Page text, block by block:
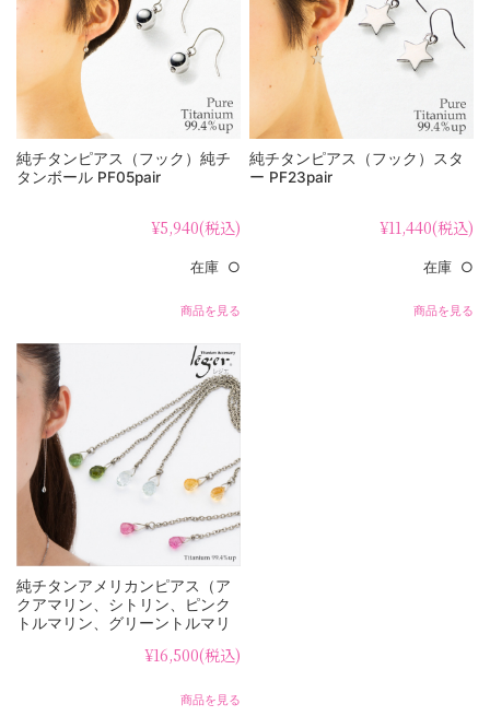
純チタンピアス（フック）純チ
タンボール PF05pair
¥5,940(税込)
在庫 ○
商品を見る
純チタンピアス（フック）スタ
ー PF23pair
¥11,440(税込)
在庫 ○
商品を見る
純チタンアメリカンピアス（ア
クアマリン、シトリン、ピンク
トルマリン、グリーントルマリ
¥16,500(税込)
商品を見る